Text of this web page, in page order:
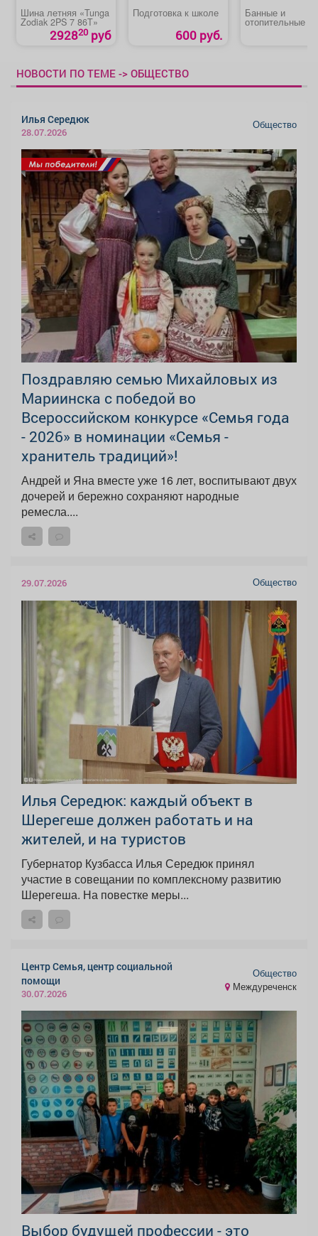
Шина летняя «Tunga
Zodiak 2PS 7 86T»
292820 руб
Подготовка к школе
600 руб.
Банные и
отопительные
НОВОСТИ ПО ТЕМЕ -> ОБЩЕСТВО
Илья Середюк
28.07.2026
Общество
Поздравляю семью Михайловых из
Мариинска с победой во
Всероссийском конкурсе «Семья года
- 2026» в номинации «Семья -
хранитель традиций»!
Андрей и Яна вместе уже 16 лет, воспитывают двух
дочерей и бережно сохраняют народные
ремесла....
29.07.2026 Общество
Илья Середюк: каждый объект в
Шерегеше должен работать и на
жителей, и на туристов
Губернатор Кузбасса Илья Середюк принял
участие в совещании по комплексному развитию
Шерегеша. На повестке меры...
Центр Семья, центр социальной
помощи
30.07.2026
Общество
Междуреченск
Выбор будущей профессии - это